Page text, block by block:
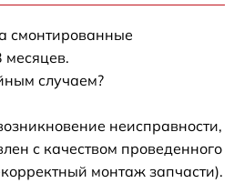
смонтированные
случаем?
неисправности,
с качеством проведенного
монтаж запчасти).